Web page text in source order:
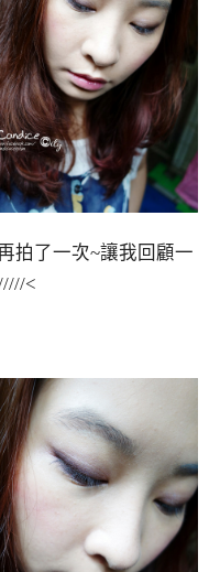
拍了一次~讓我回顧一
<